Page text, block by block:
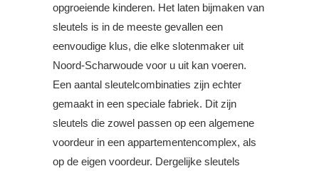
opgroeiende kinderen. Het laten bijmaken van
sleutels is in de meeste gevallen een
eenvoudige klus, die elke slotenmaker uit
Noord-Scharwoude voor u uit kan voeren.
Een aantal sleutelcombinaties zijn echter
gemaakt in een speciale fabriek. Dit zijn
sleutels die zowel passen op een algemene
voordeur in een appartementencomplex, als
op de eigen voordeur. Dergelijke sleutels